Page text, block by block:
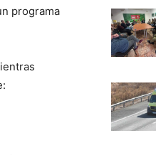
programa